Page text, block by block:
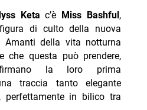
Keta c’è Miss Bashful ,
di culto della nuova
Amanti della vita notturna
che questa può prendere,
la loro prima
traccia tanto elegante
perfettamente in bilico tra